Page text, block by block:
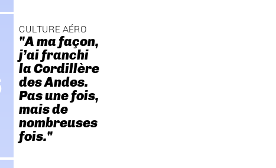
CULTURE AÉRO
"A ma façon,
j’ai franchi
la Cordillère
des Andes.
Pas une fois,
mais de
nombreuses
fois."